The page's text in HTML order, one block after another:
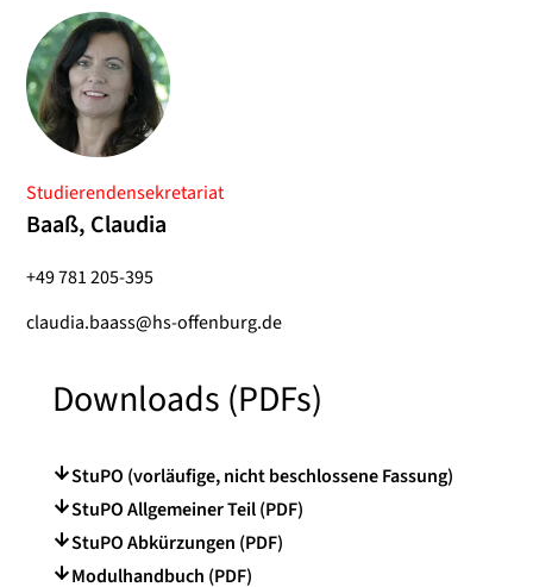
Studierendensekretariat
Baaß, Claudia
+49 781 205-395
claudia.baass@hs-offenburg.de
Downloads (PDFs)
StuPO (vorläufige, nicht beschlossene Fassung)
StuPO Allgemeiner Teil (PDF)
StuPO Abkürzungen (PDF)
Modulhandbuch (PDF)